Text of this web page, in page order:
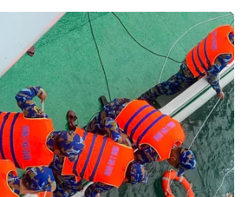
#Tàu lặn Titan
#Chìm tàu Titanic
Gate #Stockton Rush Mỹ